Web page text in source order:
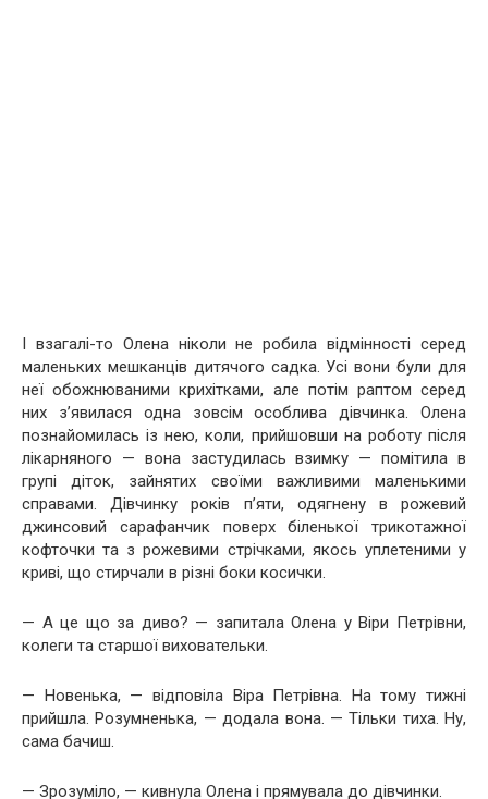
І взагалі-то Олена ніколи не робила відмінності серед
маленьких мешканців дитячого садка. Усі вони були для
неї обожнюваними крихітками, але потім раптом серед
них з’явилася одна зовсім особлива дівчинка. Олена
познайомилась із нею, коли, прийшовши на роботу після
лікарняного — вона застудилась взимку — помітила в
групі діток, зайнятих своїми важливими маленькими
справами. Дівчинку років п’яти, одягнену в рожевий
джинсовий сарафанчик поверх біленької трикотажної
кофточки та з рожевими стрічками, якось уплетеними у
криві, що стирчали в різні боки косички.
— А це що за диво? — запитала Олена у Віри Петрівни,
колеги та старшої виховательки.
— Новенька, — відповіла Віра Петрівна. На тому тижні
прийшла. Розумненька, — додала вона. — Тільки тиха. Ну,
сама бачиш.
— Зрозуміло, — кивнула Олена і прямувала до дівчинки.